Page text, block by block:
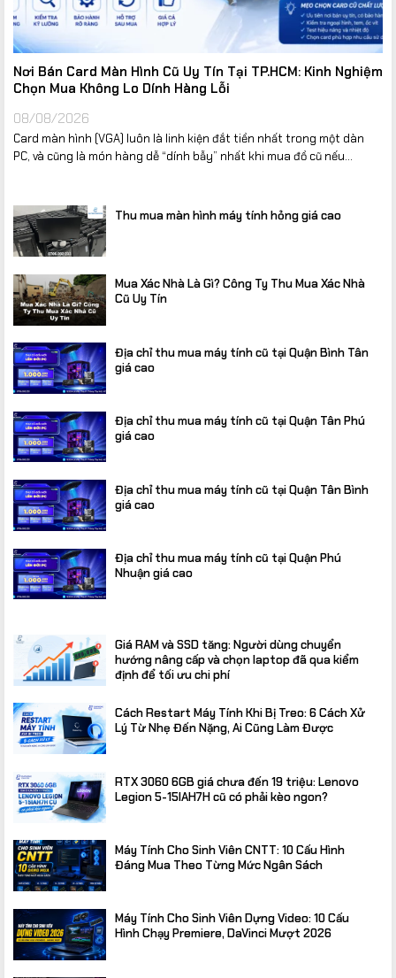
Nơi Bán Card Màn Hình Cũ Uy Tín Tại TP.HCM: Kinh Nghiệm
Chọn Mua Không Lo Dính Hàng Lỗi
08/08/2026
Card màn hình (VGA) luôn là linh kiện đắt tiền nhất trong một dàn
PC, và cũng là món hàng dễ “dính bẫy” nhất khi mua đồ cũ nếu...
Thu mua màn hình máy tính hỏng giá cao
Mua Xác Nhà Là Gì? Công Ty Thu Mua Xác Nhà
Cũ Uy Tín
Địa chỉ thu mua máy tính cũ tại Quận Bình Tân
giá cao
Địa chỉ thu mua máy tính cũ tại Quận Tân Phú
giá cao
Địa chỉ thu mua máy tính cũ tại Quận Tân Bình
giá cao
Địa chỉ thu mua máy tính cũ tại Quận Phú
Nhuận giá cao
Giá RAM và SSD tăng: Người dùng chuyển
hướng nâng cấp và chọn laptop đã qua kiểm
định để tối ưu chi phí
Cách Restart Máy Tính Khi Bị Treo: 6 Cách Xử
Lý Từ Nhẹ Đến Nặng, Ai Cũng Làm Được
RTX 3060 6GB giá chưa đến 19 triệu: Lenovo
Legion 5-15IAH7H cũ có phải kèo ngon?
Máy Tính Cho Sinh Viên CNTT: 10 Cấu Hình
Đáng Mua Theo Từng Mức Ngân Sách
Máy Tính Cho Sinh Viên Dựng Video: 10 Cấu
Hình Chạy Premiere, DaVinci Mượt 2026